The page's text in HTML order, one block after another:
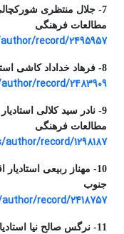
7- جلال منتظری
مطالعات فرهنگی
record/2495957
8- فرهاد خداداد کاشی استاد اقتصاد دانشگاه پیام نور
record/2483909
9- نادر سید کلالی
مطالعات فرهنگی
record/1298187
10- مهناز ربیعی
جنوب
record/2418757
11- نرگس صالح نیا استادیار دانشگاه مشهد